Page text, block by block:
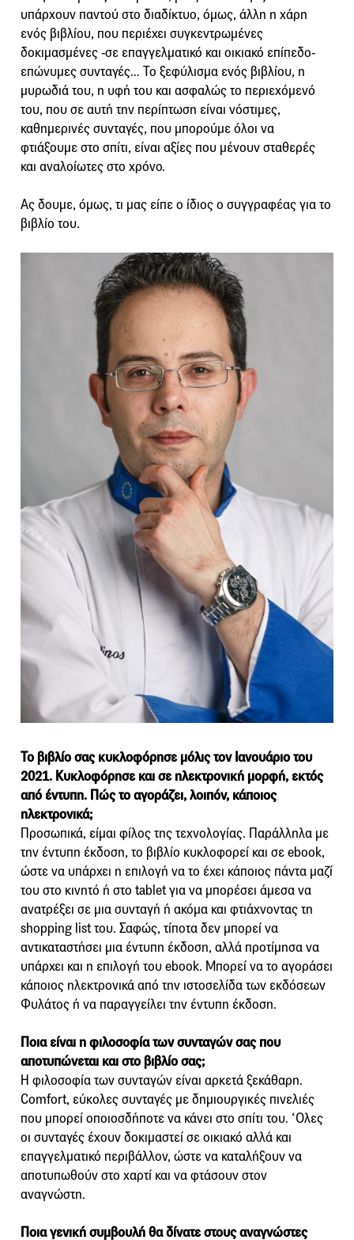
υπάρχουν παντού στο διαδίκτυο, όμως, άλλη η χάρη
ενός βιβλίου, που περιέχει συγκεντρωμένες
δοκιμασμένες -σε επαγγελματικό και οικιακό επίπεδο-
επώνυμες συνταγές… Το ξεφύλισμα ενός βιβλίου, η
μυρωδιά του, η υφή του και ασφαλώς το περιεχόμενό
του, που σε αυτή την περίπτωση είναι νόστιμες,
καθημερινές συνταγές, που μπορούμε όλοι να
φτιάξουμε στο σπίτι, είναι αξίες που μένουν σταθερές
και αναλοίωτες στο χρόνο.
Ας δουμε, όμως, τι μας είπε ο ίδιος ο συγγραφέας για το
βιβλίο του.
Το βιβλίο σας κυκλοφόρησε μόλις τον Ιανουάριο του
2021. Κυκλοφόρησε και σε ηλεκτρονική μορφή, εκτός
από έντυπη. Πώς το αγοράζει, λοιπόν, κάποιος
ηλεκτρονικά;
Προσωπικά, είμαι φίλος της τεχνολογίας. Παράλληλα με
την έντυπη έκδοση, το βιβλίο κυκλοφορεί και σε ebook,
ώστε να υπάρχει η επιλογή να το έχει κάποιος πάντα μαζί
του στο κινητό ή στο tablet για να μπορέσει άμεσα να
ανατρέξει σε μια συνταγή ή ακόμα και φτιάχνοντας τη
shopping list του. Σαφώς, τίποτα δεν μπορεί να
αντικαταστήσει μια έντυπη έκδοση, αλλά προτίμησα να
υπάρχει και η επιλογή του ebook. Μπορεί να το αγοράσει
κάποιος ηλεκτρονικά από την ιστοσελίδα των εκδόσεων
Φυλάτος ή να παραγγείλει την έντυπη έκδοση.
Ποια είναι η φιλοσοφία των συνταγών σας που
αποτυπώνεται και στο βιβλίο σας;
Η φιλοσοφία των συνταγών είναι αρκετά ξεκάθαρη.
Comfort, εύκολες συνταγές με δημιουργικές πινελιές
που μπορεί οποιοσδήποτε να κάνει στο σπίτι του. ‘Ολες
οι συνταγές έχουν δοκιμαστεί σε οικιακό αλλά και
επαγγελματικό περιβάλλον, ώστε να καταλήξουν να
αποτυπωθούν στο χαρτί και να φτάσουν στον
αναγνώστη.
Ποια γενική συμβουλή θα δίνατε στους αναγνώστες